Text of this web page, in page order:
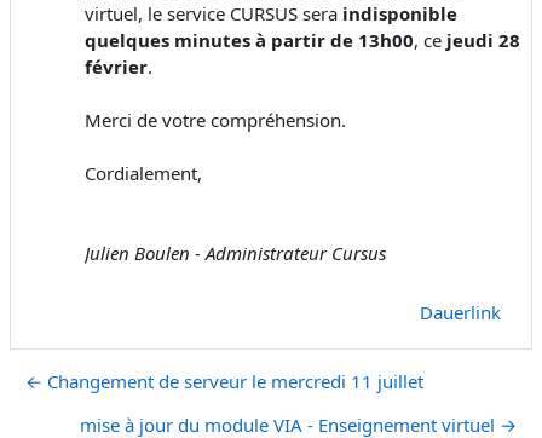
virtuel, le service CURSUS sera indisponible
quelques minutes à partir de 13h00, ce jeudi 28
février.
Merci de votre compréhension.
Cordialement,
Julien Boulen - Administrateur Cursus
Dauerlink
← Changement de serveur le mercredi 11 juillet
mise à jour du module VIA - Enseignement virtuel →